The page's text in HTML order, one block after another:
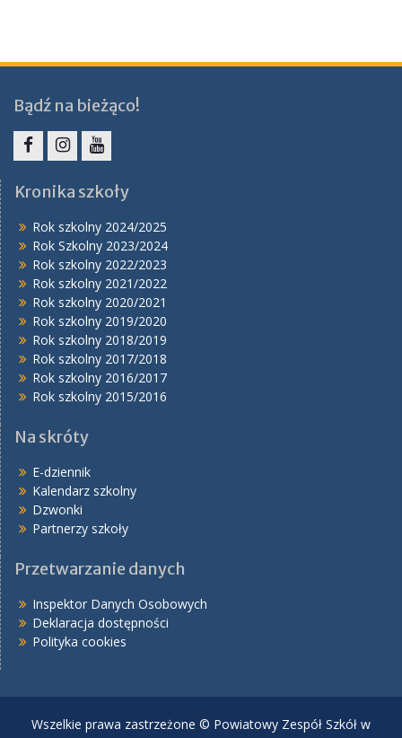
Bądź na bieżąco!
Kronika szkoły
Rok szkolny 2024/2025
Rok Szkolny 2023/2024
Rok szkolny 2022/2023
Rok szkolny 2021/2022
Rok szkolny 2020/2021
Rok szkolny 2019/2020
Rok szkolny 2018/2019
Rok szkolny 2017/2018
Rok szkolny 2016/2017
Rok szkolny 2015/2016
Na skróty
E-dziennik
Kalendarz szkolny
Dzwonki
Partnerzy szkoły
Przetwarzanie danych
Inspektor Danych Osobowych
Deklaracja dostępności
Polityka cookies
Wszelkie prawa zastrzeżone © Powiatowy Zespół Szkół w